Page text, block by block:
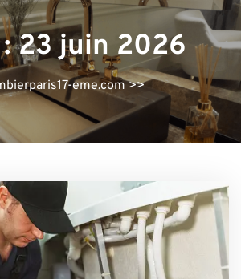
:23 juin 2026
eme.com>>